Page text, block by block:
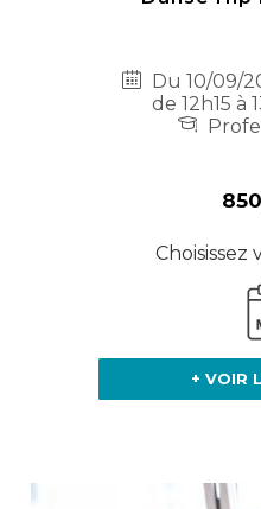
Du 10/09/
de 12h15 à
+ VOIR